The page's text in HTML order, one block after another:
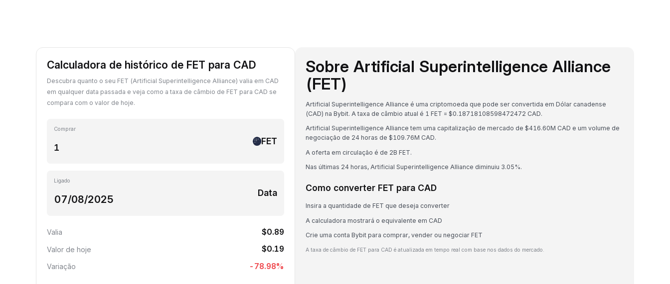
Calculadora de histórico de FET para CAD
Descubra quanto o seu FET (Artificial Superintelligence Alliance) valia em CAD
em qualquer data passada e veja como a taxa de câmbio de FET para CAD se
compara com o valor de hoje.
Comprar
FET
Ligado
Data
Valia $0.89
Valor de hoje $0.19
Variação -78.98%
Sobre Artificial Superintelligence Alliance
(FET)
Artificial Superintelligence Alliance é uma criptomoeda que pode ser convertida em Dólar canadense
(CAD) na Bybit. A taxa de câmbio atual é 1 FET = $0.18718108598472472 CAD.
Artificial Superintelligence Alliance tem uma capitalização de mercado de $416.60M CAD e um volume de
negociação de 24 horas de $109.76M CAD.
A oferta em circulação é de 2B FET.
Nas últimas 24 horas, Artificial Superintelligence Alliance diminuiu 3.05%.
Como converter FET para CAD
Insira a quantidade de FET que deseja converter
A calculadora mostrará o equivalente em CAD
Crie uma conta Bybit para comprar, vender ou negociar FET
A taxa de câmbio de FET para CAD é atualizada em tempo real com base nos dados do mercado.